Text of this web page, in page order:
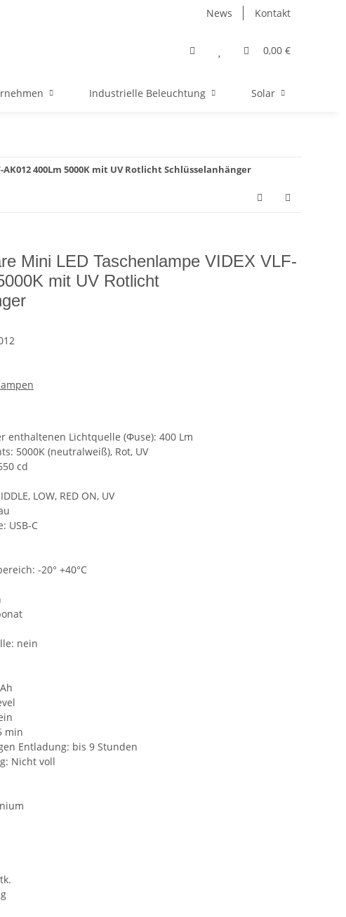
News Kontakt
0,00 €
Industrielle Beleuchtung Solar
400Lm 5000K mit UV Rotlicht Schlüsselanhänger
Mini LED Taschenlampe VIDEX VLF-
mit UV Rotlicht
enthaltenen Lichtquelle (Φuse): 400 Lm
5000K (neutralweiß), Rot, UV
cd
LOW, RED ON, UV
USB-C
-20° +40°C
nein
min
Entladung: bis 9 Stunden
Nicht voll